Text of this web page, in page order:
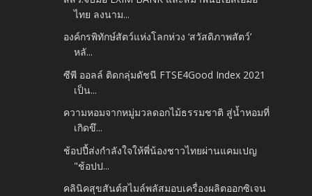
ไทย ลงนาม...
องค์กรพิทักษ์สัตว์แห่งโลกห่วง ‘สวัสดิภาพสัตว์’
หลั...
ซีพี ออลล์ ติดกลุ่มดัชนี FTSE4Good Index 2021
เป็น...
ความหอมจากหมู่มวลดอกไม้ธรรมชาติ สู่น้ำหอมที่
เกิดขึ...
ช้อปปี้ส่งกำลังใจให้พี่น้องชาวไทยผ่านแคมเปญ
"ช้อปป...
คลินิคสุขสันต์สไมล์พลัสมอบเครื่องผลิตออกซิเจน